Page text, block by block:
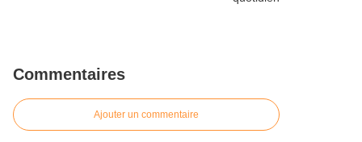
Commentaires
Ajouter un commentaire